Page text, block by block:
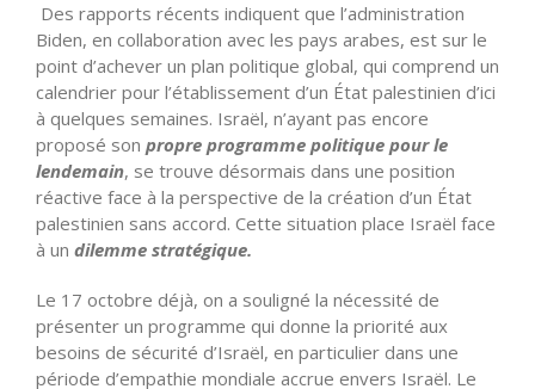
Des rapports récents indiquent que l’administration
Biden, en collaboration avec les pays arabes, est sur le
point d’achever un plan politique global, qui comprend un
calendrier pour l’établissement d’un État palestinien d’ici
à quelques semaines. Israël, n’ayant pas encore
proposé son propre programme politique pour le
lendemain, se trouve désormais dans une position
réactive face à la perspective de la création d’un État
palestinien sans accord. Cette situation place Israël face
à un dilemme stratégique.
Le 17 octobre déjà, on a souligné la nécessité de
présenter un programme qui donne la priorité aux
besoins de sécurité d’Israël, en particulier dans une
période d’empathie mondiale accrue envers Israël. Le